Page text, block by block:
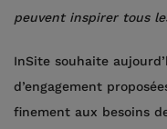
peuvent inspirer tous
InSite souhaite
d’engagement
finement aux besoins